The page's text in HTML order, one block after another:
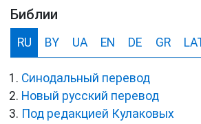
Библии
RU BY UA EN DE GR
Синодальный перевод
Новый русский перевод
Под редакцией Кулаковых